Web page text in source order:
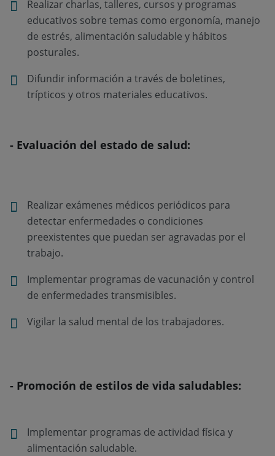
Realizar charlas, talleres, cursos y programas
educativos sobre temas como ergonomía, manejo
de estrés, alimentación saludable y hábitos
posturales.
Difundir información a través de boletines,
trípticos y otros materiales educativos.
- Evaluación del estado de salud:
Realizar exámenes médicos periódicos para
detectar enfermedades o condiciones
preexistentes que puedan ser agravadas por el
trabajo.
Implementar programas de vacunación y control
de enfermedades transmisibles.
Vigilar la salud mental de los trabajadores.
- Promoción de estilos de vida saludables:
Implementar programas de actividad física y
alimentación saludable.